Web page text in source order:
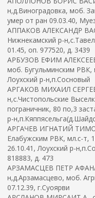
н,д.Виноградовка, моб.
умер от ран 09.03.40,
АППАКОВ АЛЕКСАНДР
Нижнекамский р-
01.45, оп. 977520, д. 3439
АРБУЗОВ ЕФИМ
моб. Бугульминским РВК,
Лоухский р-н,п.Сосновый
АРГАКОВ МИХАИЛ
н,с.Чистопольские
пограничник, 80 по,3
р-
АРГАЧЕВ ИГНАТИЙ
Елабужским РВК, мл.с-т,
26.10.41, Лоухский р-
818883, д. 473
АРЗАМАСЦЕВ ПЕТР
н,д.Арзамасцево, моб.
07.12.39, г.Суоярви